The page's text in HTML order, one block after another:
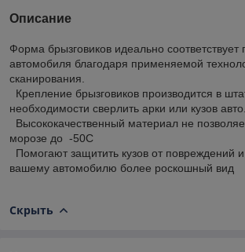
Описание
Форма брызговиков идеально соответствует
автомобиля благодаря применяемой
сканирования.
Крепление брызговиков производится в
необходимости сверлить арки или кузов авто.
Высококачественный материал не
морозе до -50С
Помогают защитить кузов от повреждений
вашему автомобилю более роскошный вид
Скрыть